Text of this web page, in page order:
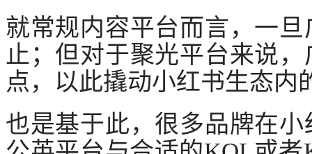
就常规内容平台而言，一
止；但对于聚光平台来说
点，以此撬动小红书生态内
也是基于此，很多品牌在